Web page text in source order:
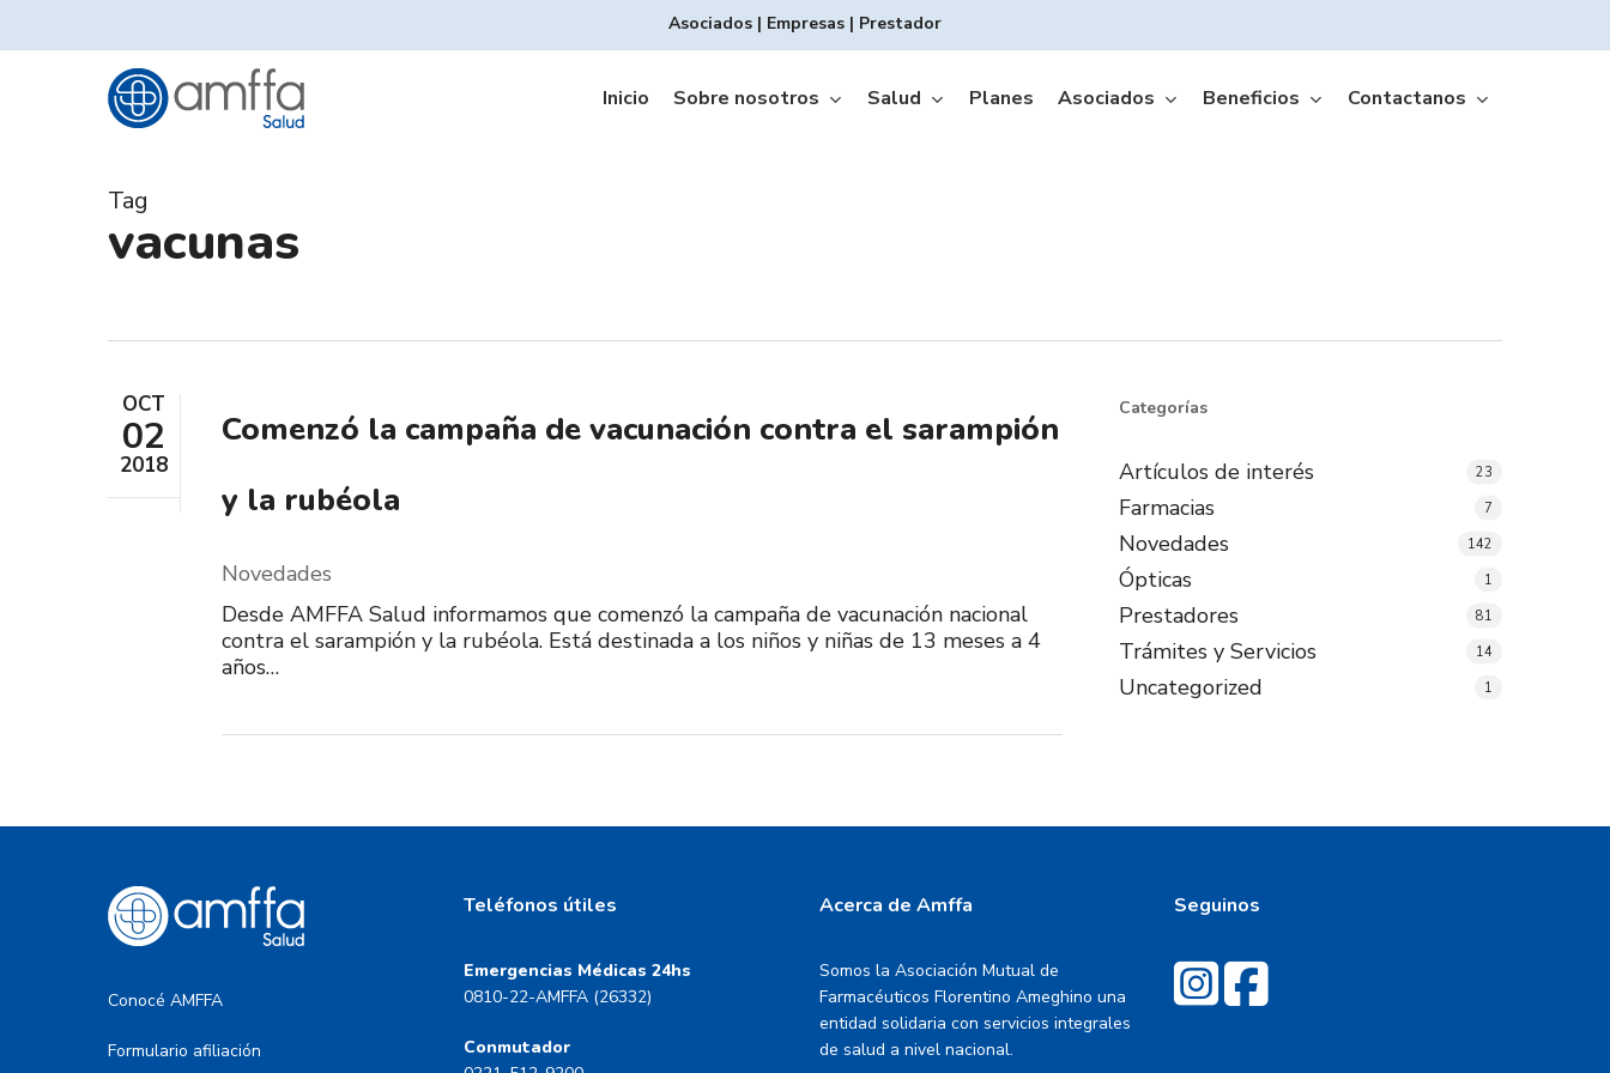
Asociados| Empresas| Prestador
Inicio Sobre nosotros Salud Planes Asociados Beneficios Contactanos
Tag
vacunas
OCT
02
2018
Comenzó la campaña de vacunación contra el sarampión
y la rubéola
Novedades
Desde AMFFA Salud informamos que comenzó la campaña de vacunación nacional
contra el sarampión y la rubéola. Está destinada a los niños y niñas de 13 meses a 4
años…
Categorías
Artículos de interés 23
Farmacias 7
Novedades 142
Ópticas 1
Prestadores 81
Trámites y Servicios 14
Uncategorized 1
Conocé AMFFA
Formulario afiliación
Teléfonos útiles
Emergencias Médicas 24hs
0810-22-AMFFA (26332)
Conmutador
Acerca de Amffa
Somos la Asociación Mutual de
Farmacéuticos Florentino Ameghino una
entidad solidaria con servicios integrales
de salud a nivel nacional.
Seguinos